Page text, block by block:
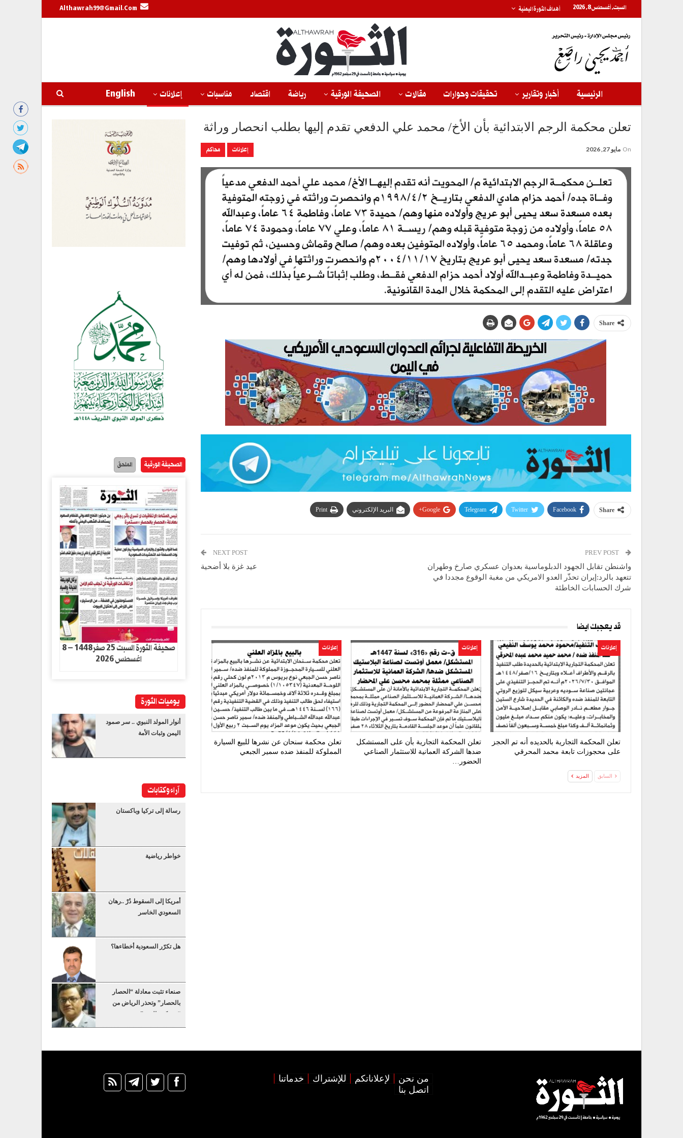
السبت, أغسطس 8, 2026 أهداف الثورة اليمنية Althawrah99@gmail.com
الرئيسية أخبار وتقارير تحقيقات وحوارات مقالات الصحيفة الورقية رياضة اقتصاد مناسبات إعلانات English
تعلن محكمة الرجم الابتدائية بأن الأخ/ محمد علي الدفعي تقدم إليها بطلب انحصار وراثة
إعلانات محاكم On مايو 27, 2026
Share
Share
Facebook
Twitter
Telegram
Google+ البريد الإلكتروني Print
واشنطن تقابل الجهود الدبلوماسية بعدوان عسكري صارخ وطهران
تتعهد بالرد:إيران تحذّر العدو الامريكي من مغبة الوقوع مجددا في
شرك الحسابات الخاطئة
NEXT POST
عيد غزة بلا أضحية
قد يعجبك ايضا
إعلانات
تعلن المحكمة التجارية بالحديده أنه تم الحجز
على محجوزات تابعة محمد المحرقي
إعلانات
تعلن المحكمة التجارية بأن على المستشكل
ضدها الشركة العمانية للاستثمار الصناعي
الحضور…
إعلانات
تعلن محكمة سنحان عن نشرها للبيع السيارة
المملوكة للمنفذ ضده سمير الجبعي
السابق المزيد
الصحيفة الورقية الملحق
صحيفة الثورة السبت 25 صفر1448 – 8
اغسطس 2026
يوميات الثورة
أنوار المولد النبوي .. سر صمود
اليمن وثبات الأمة
آراء وكتابات
رسالة إلى تركيا وباكستان
خواطر رياضية
أمريكا إلى السقوط دُرْ ..رهان
السعودي الخاسر
هل تكرّر السعودية أخطاءها؟
صنعاء تثبت معادلة “الحصار
بالحصار” وتحذر الرياض من
“عسكرة البحر”
من نحن لإعلاناتكم للإشتراك
خدماتنا
اتصل بنا